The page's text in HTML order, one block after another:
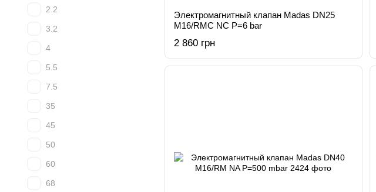
Электромагнитный клапан Madas DN25
M16/RMC NC Р=6 bar
2 860 грн
2.2
3.2
4
5.5
7.5
35
45
50
60
68